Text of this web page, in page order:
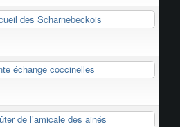
des Scharnebeckois
échange coccinelles
de l’amicale des ainés